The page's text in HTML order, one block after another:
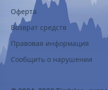
Оферта
Возврат средств
Правовая информация
Сообщить о нарушении